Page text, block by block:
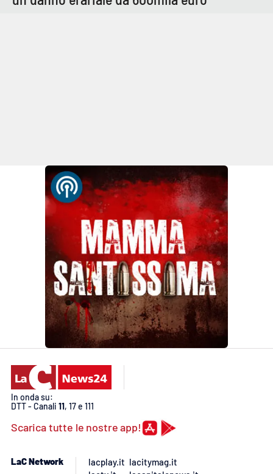
In onda su:
DTT - Canali 11, 17 e 111
Scarica tutte le nostre app!
LaC Network
lacplay.it lacitymag.it